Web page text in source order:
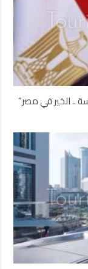
.. الخير في مصر”